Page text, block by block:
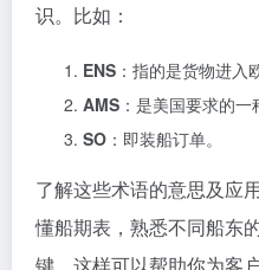
识。比如：
ENS ：指的是货物进入
AMS ：是美国要求的一
SO ：即装船订单。
了解这些术语的意思及应
懂船期表，熟悉不同船东